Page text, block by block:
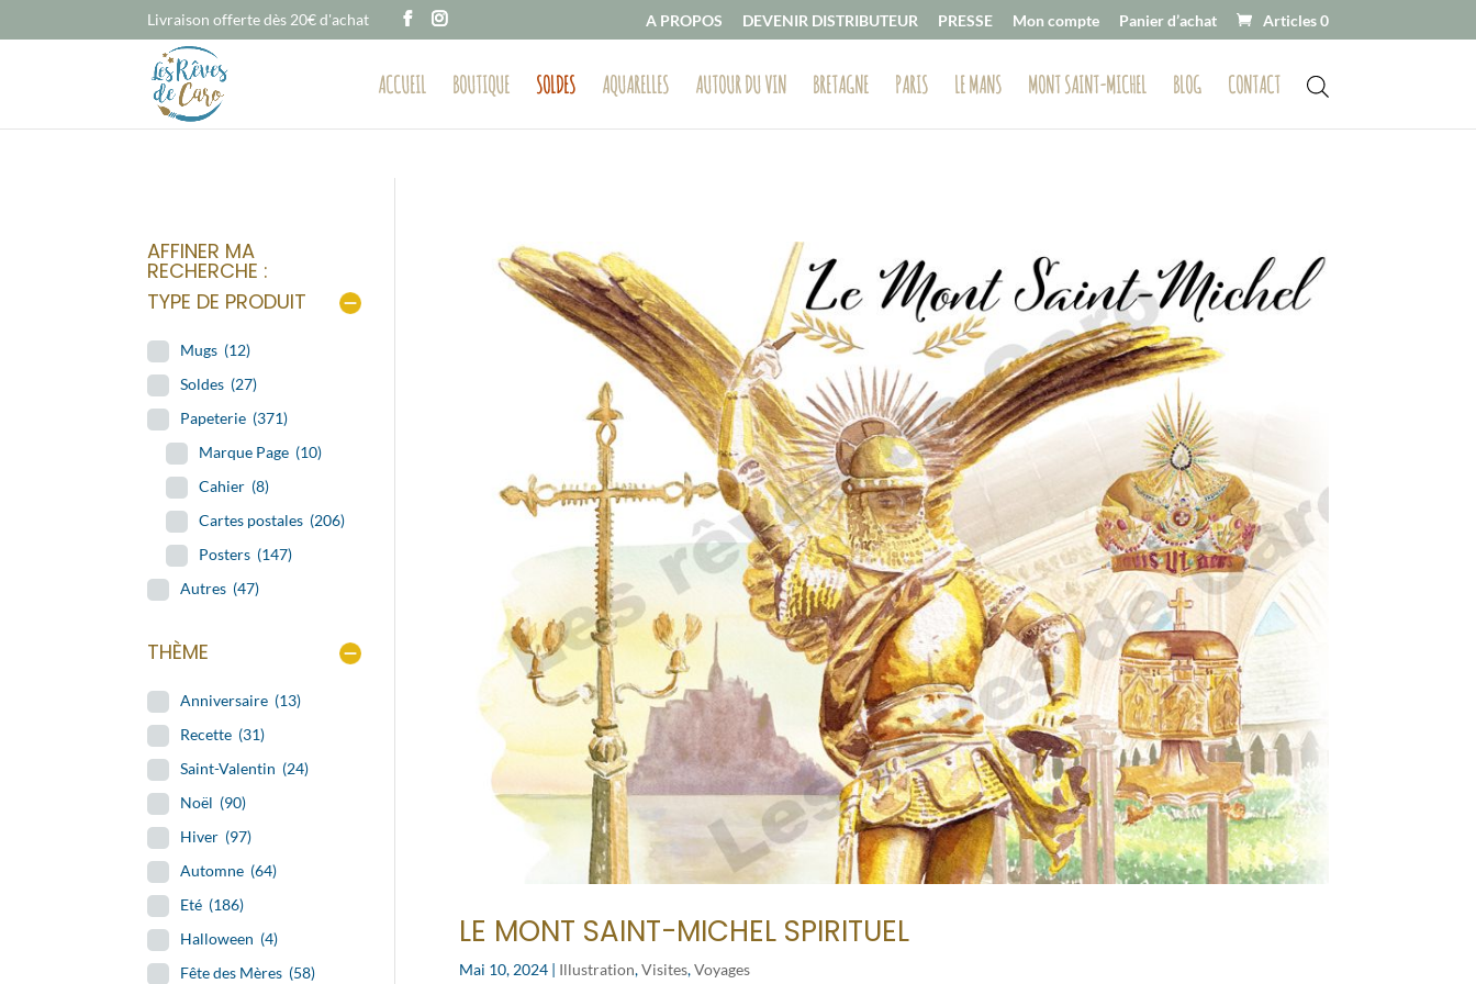
Livraison offerte dès 20€ d'achat A PROPOS DEVENIR DISTRIBUTEUR PRESSE Mon compte Panier d’achat Articles 0
ACCUEIL BOUTIQUE SOLDES AQUARELLES AUTOUR DU VIN BRETAGNE PARIS LE MANS MONT SAINT-MICHEL BLOG CONTACT
LE MONT SAINT-MICHEL SPIRITUEL
Mai 10, 2024| Illustration,Visites,Voyages
AFFINER MA
RECHERCHE :
TYPE DE PRODUIT
Mugs (12)
Soldes (27)
Papeterie (371)
Marque Page (10)
Cahier (8)
Cartes postales (206)
Posters (147)
Autres (47)
THÈME
Anniversaire (13)
Recette (31)
Saint-Valentin (24)
Noël (90)
Hiver (97)
Automne (64)
Eté (186)
Halloween (4)
Fête des Mères (58)